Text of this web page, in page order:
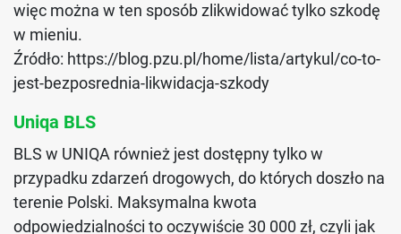
więc można w ten sposób zlikwidować tylko szkodę
w mieniu.
Źródło: https://blog.pzu.pl/home/lista/artykul/co-to-
jest-bezposrednia-likwidacja-szkody
Uniqa BLS
BLS w UNIQA również jest dostępny tylko w
przypadku zdarzeń drogowych, do których doszło na
terenie Polski. Maksymalna kwota
odpowiedzialności to oczywiście 30 000 zł, czyli jak